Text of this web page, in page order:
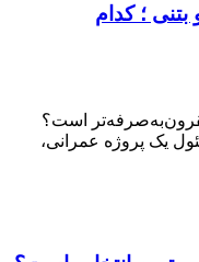
؛ کدام
است؟
یک پروژه عمرانی،